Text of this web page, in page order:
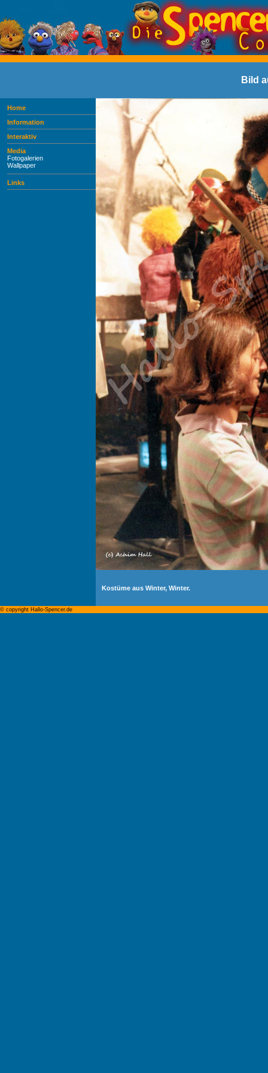
Bild
Home
Information
Interaktiv
Media
Fotogalerien
Wallpaper
Links
Kostüme aus Winter, Winter.
© copyright Hallo-Spencer.de